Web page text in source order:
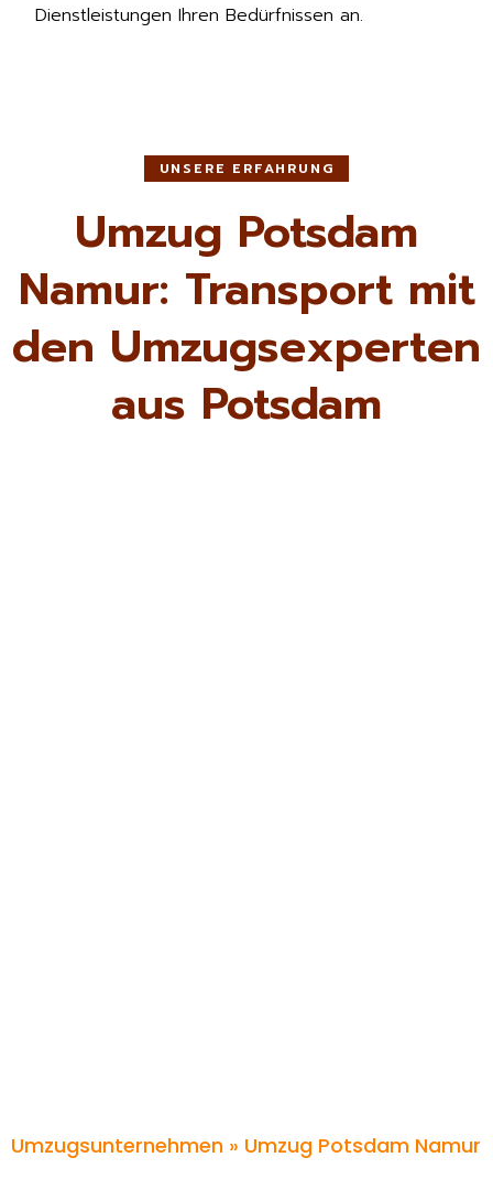
Dienstleistungen Ihren Bedürfnissen an.
UNSERE ERFAHRUNG
Umzug Potsdam
Namur: Transport mit
den Umzugsexperten
aus Potsdam
Umzugsunternehmen » Umzug Potsdam Namur